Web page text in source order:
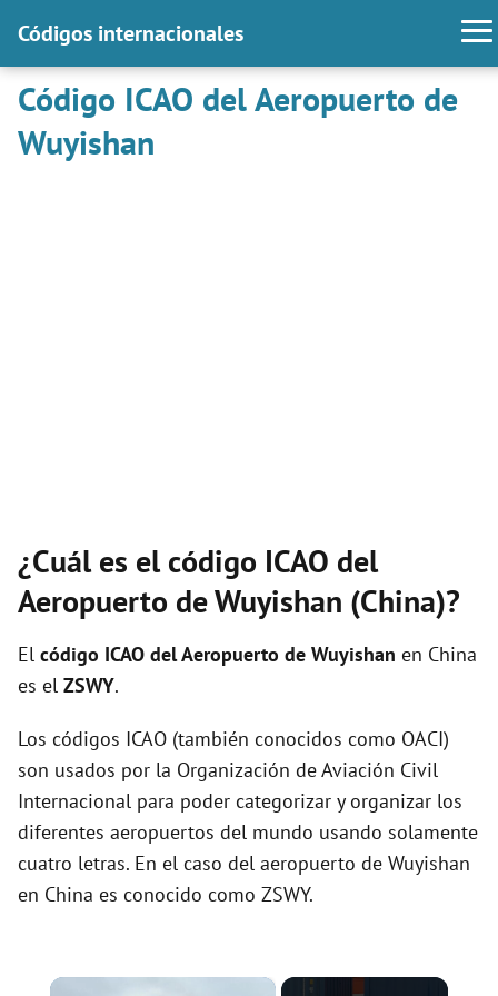
Códigos internacionales
Código ICAO del Aeropuerto de
Wuyishan
¿Cuál es el código ICAO del
Aeropuerto de Wuyishan (China)?
El código ICAO delAeropuerto de Wuyishan en China
es el ZSWY.
Los códigos ICAO (también conocidos como OACI)
son usados por la Organización de Aviación Civil
Internacional para poder categorizar y organizar los
diferentes aeropuertos del mundo usando solamente
cuatro letras. En el caso del aeropuerto de Wuyishan
en China es conocido como ZSWY.
×